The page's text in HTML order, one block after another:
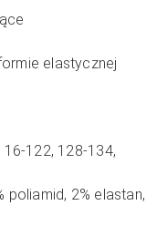
elastycznej
122, 128-134,
poliamid, 2% elastan,